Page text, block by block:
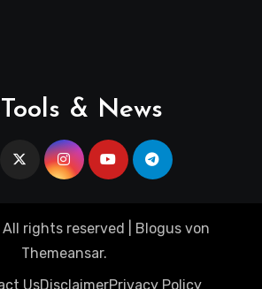
& News
rights reserved Blogus von
Themeansar.
UsDisclaimerPrivacy Policy